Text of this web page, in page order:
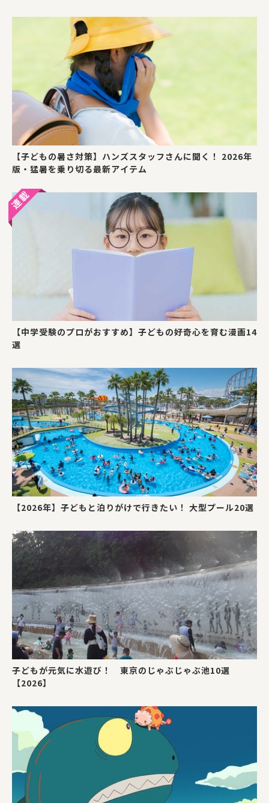
【子どもの暑さ対策】ハンズスタッフさんに聞く！ 2026年
版・猛暑を乗り切る最新アイテム
【中学受験のプロがおすすめ】子どもの好奇心を育む漫画14
選
【2026年】子どもと泊りがけで行きたい！ 大型プール20選
子どもが元気に水遊び！ 東京のじゃぶじゃぶ池10選
【2026】